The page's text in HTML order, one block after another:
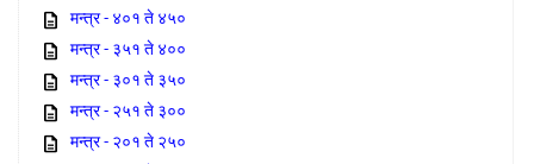
मन्त्र - ४०१ ते ४५०
मन्त्र - ३५१ ते ४००
मन्त्र - ३०१ ते ३५०
मन्त्र - २५१ ते ३००
मन्त्र - २०१ ते २५०